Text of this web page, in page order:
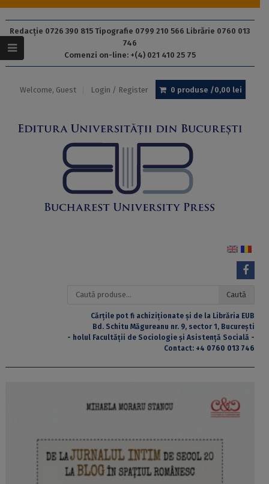
Redacție 0726 390 815 Tipografie 0799 210 566 Librărie 0760 013
746
Comenzi on-line: +(4) 021 410 25 75
Welcome, Guest Login / Register 0 produse /0,00 lei
Caută
Caută
Cărțile pot fi achiziționate și de la Librăria EUB
Bd. Schitu Măgureanu nr. 9, sector 1, București
- holul Facultății de Sociologie și Asistență Socială -
Contact: +4 0760 013 746